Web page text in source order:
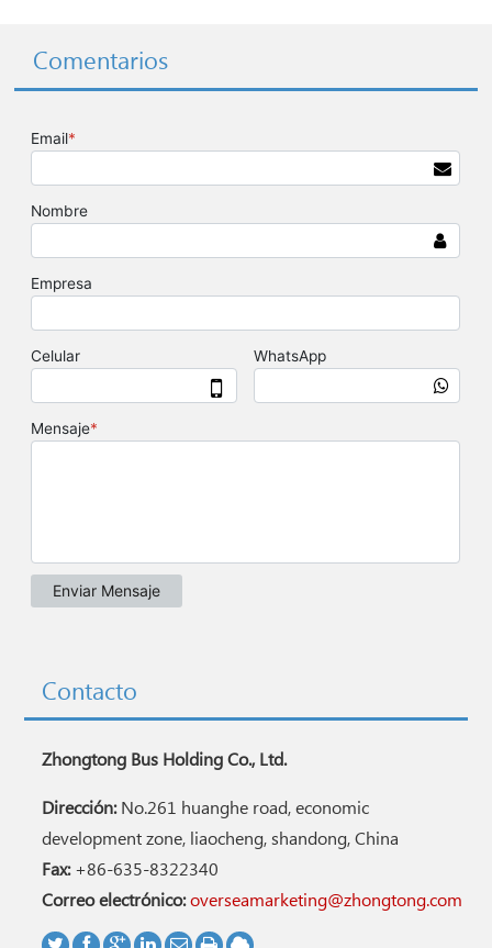
Comentarios
Contacto
Zhongtong Bus Holding Co., Ltd.
Dirección:No.261 huanghe road, economic
development zone, liaocheng, shandong, China
Fax:+86-635-8322340
Correo electrónico:overseamarketing@zhongtong.com